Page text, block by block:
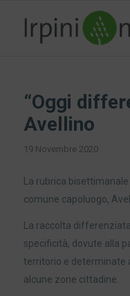
“Oggi
Avellino
19 Novembre 2020
La rubrica
comune capoluogo,
La raccolta
specificità, dovute alla
territorio e determinate
alcune zone cittadine.